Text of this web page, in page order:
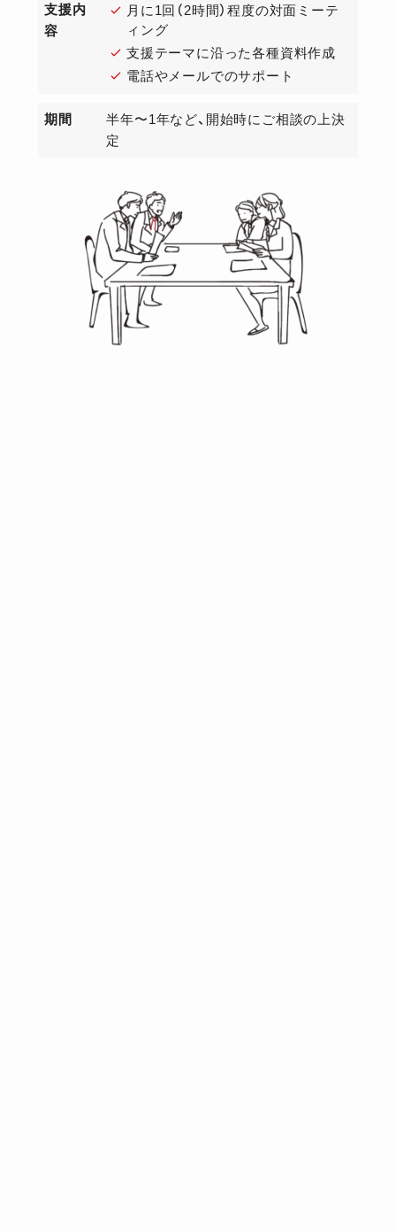
支援内
容
月に1回（2時間）程度の対面ミーテ
ィング
支援テーマに沿った各種資料作成
電話やメールでのサポート
期間
半年〜1年など、開始時にご相談の上決
定